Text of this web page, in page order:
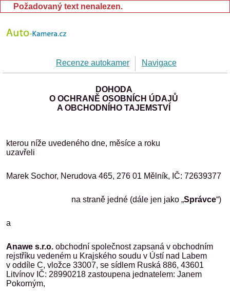
Požadovaný text nenalezen.
Recenze autokamer Navigace
DOHODA
O OCHRANĚ OSOBNÍCH ÚDAJŮ
A OBCHODNÍHO TAJEMSTVÍ
kterou níže uvedeného dne, měsíce a roku
Marek Sochor, Nerudova 465, 276 01 Mělník, IČ: 72639377
na straně jedné (dále jen jako „Správce“)
a
Anawe s.r.o. obchodní společnost zapsaná v obchodním
rejstříku vedeném u Krajského soudu v Ústí nad Labem
v oddíle C, vložce 33007, se sídlem Ruská 886, 43601
Litvínov IČ: 28990218 zastoupena jednatelem: Janem
Pokorným,